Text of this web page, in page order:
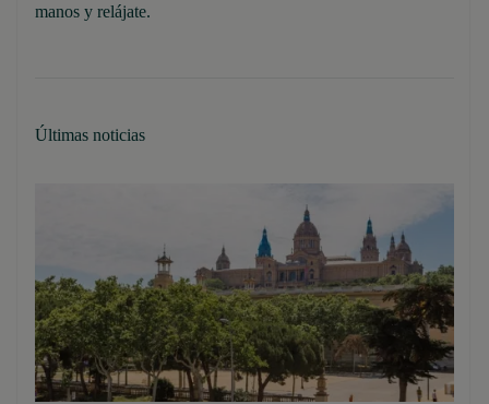
manos y relájate.
Últimas noticias